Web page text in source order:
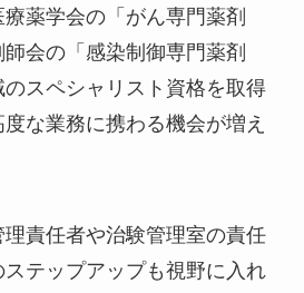
薬学会の「がん専門薬剤
会の「感染制御専門薬剤
スペシャリスト資格を取得
な業務に携わる機会が増え
理責任者や治験管理室の責任
テップアップも視野に入れ